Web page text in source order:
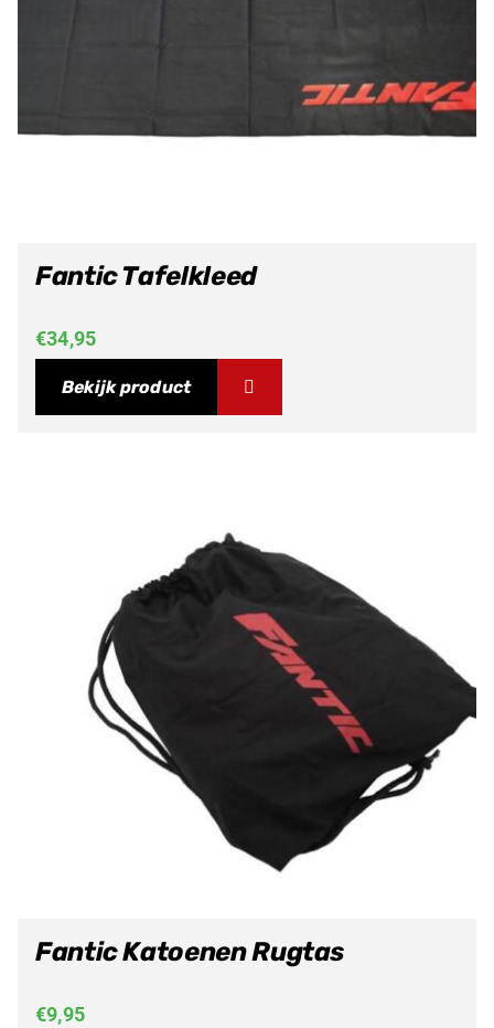
Fantic Tafelkleed
€34,95
Bekijk product
Fantic Katoenen Rugtas
€9,95